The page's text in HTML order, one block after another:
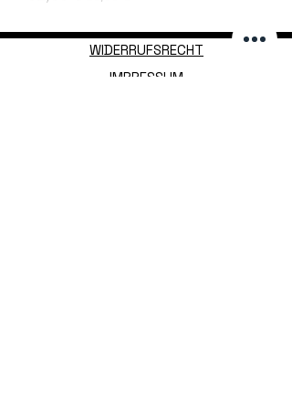
WIDERRUFSRECHT
IMPRESSUM